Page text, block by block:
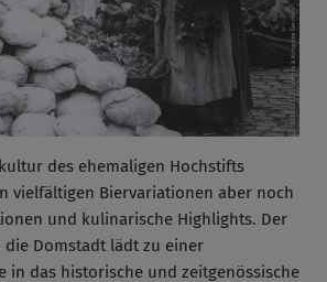
des ehemaligen Hochstifts
vielfältigen Biervariationen aber noch
und kulinarische Highlights. Der
die Domstadt lädt zu einer
in das historische und zeitgenössische